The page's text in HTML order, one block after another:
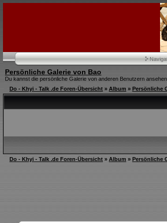
Persönliche Galerie von Bao
Du kannst die persönliche Galerie von anderen Benutzern
Do - Khyi - Talk .de Foren-Übersicht » Album » Persönliche
Do - Khyi - Talk .de Foren-Übersicht » Album » Persönliche